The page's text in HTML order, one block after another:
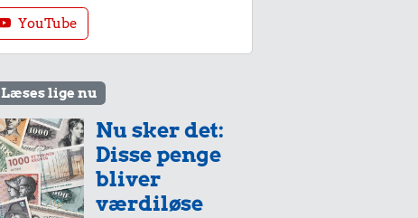
YouTube
Læses lige nu
Nu sker det:
Disse penge
bliver
værdiløse